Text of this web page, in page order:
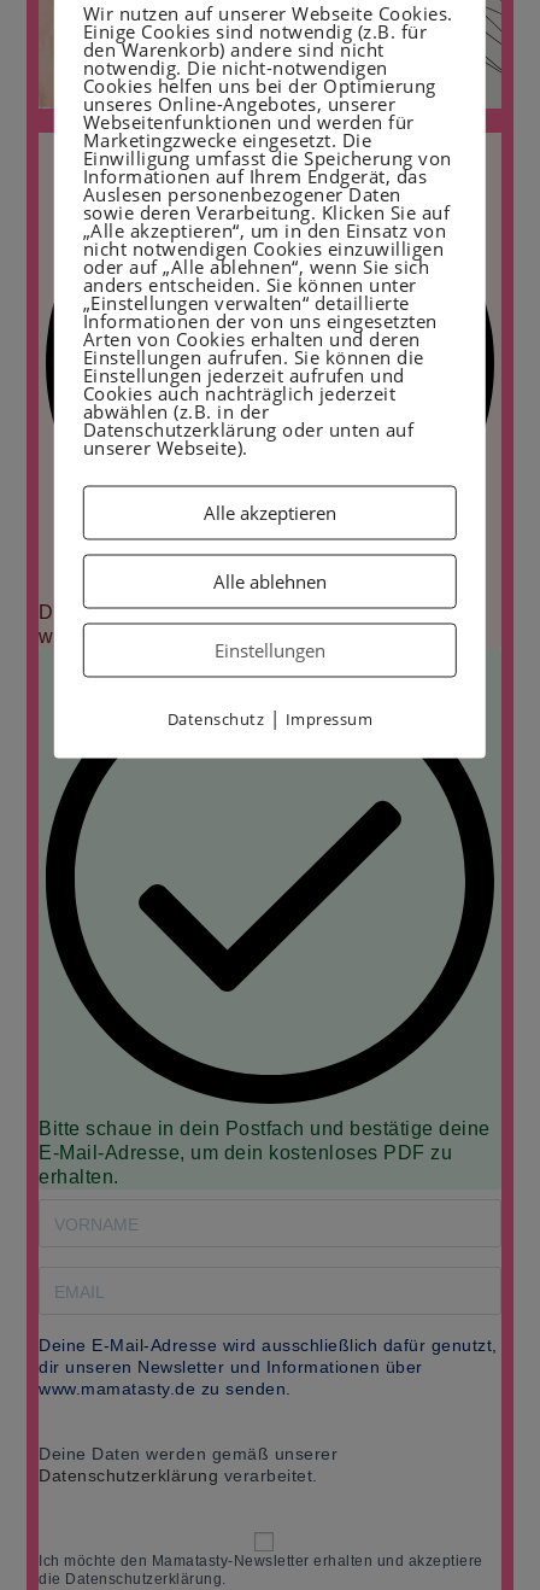
Deine Anmeldung konnte nicht gespeichert
werden. Bitte versuche es erneut.
Bitte schaue in dein Postfach und bestätige deine
E-Mail-Adresse, um dein kostenloses PDF zu
erhalten.
Deine E-Mail-Adresse wird ausschließlich dafür genutzt,
dir unseren Newsletter und Informationen über
www.mamatasty.de zu senden.
Deine Daten werden gemäß unserer
Datenschutzerklärung verarbeitet.
Ich möchte den Mamatasty-Newsletter erhalten und akzeptiere
die Datenschutzerklärung.
Wir nutzen auf unserer Webseite Cookies.
Einige Cookies sind notwendig (z.B. für
den Warenkorb) andere sind nicht
notwendig. Die nicht-notwendigen
Cookies helfen uns bei der Optimierung
unseres Online-Angebotes, unserer
Webseitenfunktionen und werden für
Marketingzwecke eingesetzt. Die
Einwilligung umfasst die Speicherung von
Informationen auf Ihrem Endgerät, das
Auslesen personenbezogener Daten
sowie deren Verarbeitung. Klicken Sie auf
„Alle akzeptieren“, um in den Einsatz von
nicht notwendigen Cookies einzuwilligen
oder auf „Alle ablehnen“, wenn Sie sich
anders entscheiden. Sie können unter
„Einstellungen verwalten“ detaillierte
Informationen der von uns eingesetzten
Arten von Cookies erhalten und deren
Einstellungen aufrufen. Sie können die
Einstellungen jederzeit aufrufen und
Cookies auch nachträglich jederzeit
abwählen (z.B. in der
Datenschutzerklärung oder unten auf
unserer Webseite).
Alle akzeptieren
Alle ablehnen
Einstellungen
Datenschutz | Impressum